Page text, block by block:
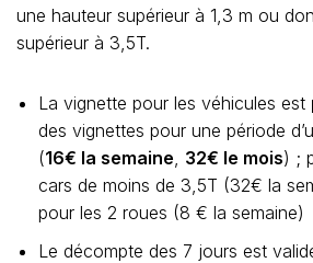
une hauteur supérieur à 1,3 m ou
supérieur à 3,5T.
La vignette pour les véhicules est
des vignettes pour une période
(16€ la semaine, 32€ le mois) ;
cars de moins de 3,5T (32€ la
pour les 2 roues (8 € la semaine)
Le décompte des 7 jours est